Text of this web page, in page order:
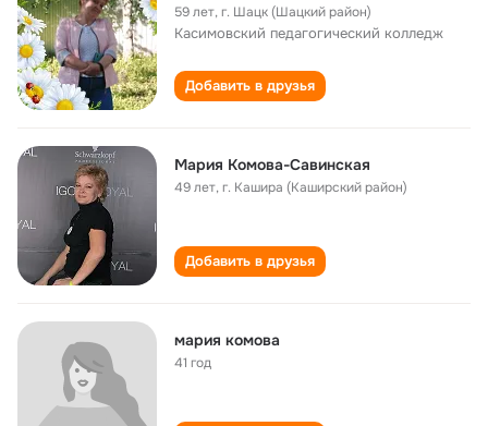
59 лет,г. Шацк (Шацкий район)
Касимовский педагогический колледж
Добавить в друзья
Мария Комова-Савинская
49 лет,г. Кашира (Каширский район)
Добавить в друзья
мария комова
41 год